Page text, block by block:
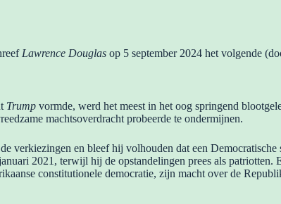
Lawrence Douglas op 5 september 2024 het volgende
Trump vormde, werd het meest in het oog springend
machtsoverdracht probeerde te ondermijnen.
verkiezingen en bleef hij volhouden dat een
2021, terwijl hij de opstandelingen prees als
constitutionele democratie, zijn macht over de